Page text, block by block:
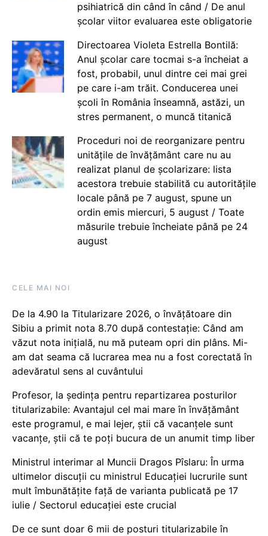
psihiatrică din când în când / De anul
școlar viitor evaluarea este obligatorie
Directoarea Violeta Estrella Bontilă:
Anul școlar care tocmai s-a încheiat a
fost, probabil, unul dintre cei mai grei
pe care i-am trăit. Conducerea unei
școli în România înseamnă, astăzi, un
stres permanent, o muncă titanică
Proceduri noi de reorganizare pentru
unitățile de învățământ care nu au
realizat planul de școlarizare: lista
acestora trebuie stabilită cu autoritățile
locale până pe 7 august, spune un
ordin emis miercuri, 5 august / Toate
măsurile trebuie încheiate până pe 24
august
CELE MAI NOI
De la 4.90 la Titularizare 2026, o învățătoare din
Sibiu a primit nota 8.70 după contestație: Când am
văzut nota inițială, nu mă puteam opri din plâns. Mi-
am dat seama că lucrarea mea nu a fost corectată în
adevăratul sens al cuvântului
Profesor, la ședința pentru repartizarea posturilor
titularizabile: Avantajul cel mai mare în învățământ
este programul, e mai lejer, știi că vacanțele sunt
vacanţe, știi că te poți bucura de un anumit timp liber
Ministrul interimar al Muncii Dragos Pîslaru: În urma
ultimelor discuții cu ministrul Educației lucrurile sunt
mult îmbunătățite față de varianta publicată pe 17
iulie / Sectorul educației este crucial
De ce sunt doar 6 mii de posturi titularizabile în